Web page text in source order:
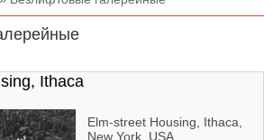
Ithaca
Elm-street Housing, Ithaca,
New York, USA